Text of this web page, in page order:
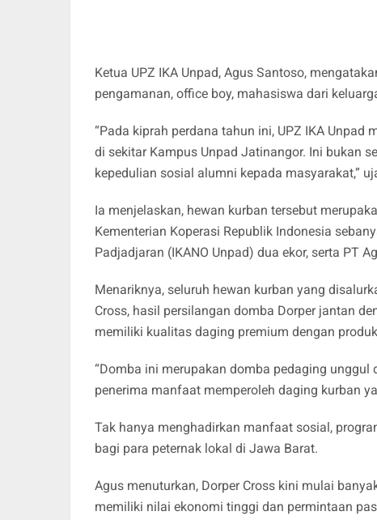
Ketua UPZ IKA Unpad, Agus Santoso,
pengamanan, office boy, mahasiswa dari
“Pada kiprah perdana tahun ini, UPZ IKA
di sekitar Kampus Unpad Jatinangor. Ini bukan
kepedulian sosial alumni kepada masyarakat,”
Ia menjelaskan, hewan kurban tersebut
Kementerian Koperasi Republik Indonesia
Padjadjaran (IKANO Unpad) dua ekor, serta PT
Menariknya, seluruh hewan kurban yang
Cross, hasil persilangan domba Dorper jantan
memiliki kualitas daging premium dengan
“Domba ini merupakan domba pedaging
penerima manfaat memperoleh daging kurban
Tak hanya menghadirkan manfaat sosial,
bagi para peternak lokal di Jawa Barat.
Agus menuturkan, Dorper Cross kini mulai
memiliki nilai ekonomi tinggi dan permintaan